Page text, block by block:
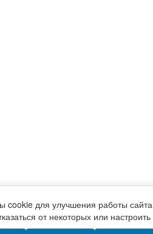
cookie для улучшения работы
от некоторых или